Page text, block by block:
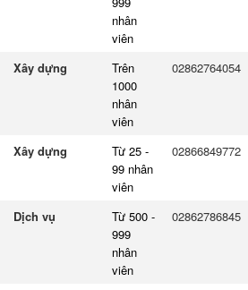
nhân
viên
Xây dựng
Trên
1000
nhân
viên
02862764054
Xây dựng
Từ 25 -
99 nhân
viên
02866849772
Dịch vụ
Từ 500 -
999
nhân
viên
02862786845